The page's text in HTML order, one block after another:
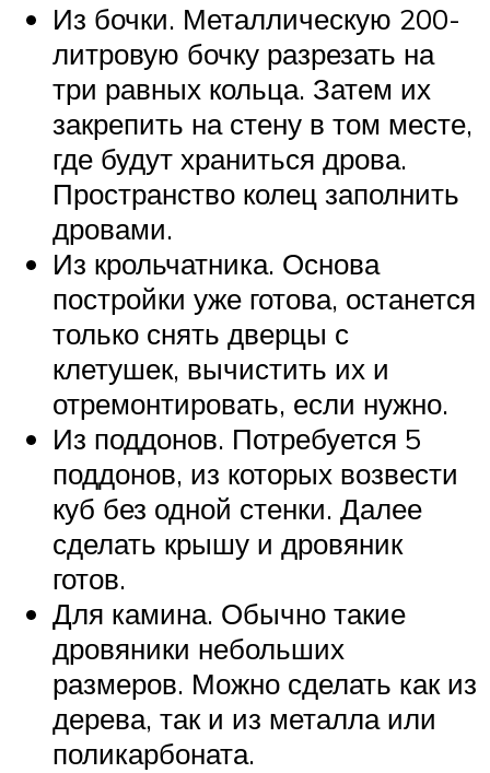
Из бочки. Металлическую 200-
литровую бочку разрезать на
три равных кольца. Затем их
закрепить на стену в том месте,
где будут храниться дрова.
Пространство колец заполнить
дровами.
Из крольчатника. Основа
постройки уже готова, останется
только снять дверцы с
клетушек, вычистить их и
отремонтировать, если нужно.
Из поддонов. Потребуется 5
поддонов, из которых возвести
куб без одной стенки. Далее
сделать крышу и дровяник
готов.
Для камина. Обычно такие
дровяники небольших
размеров. Можно сделать как из
дерева, так и из металла или
поликарбоната.